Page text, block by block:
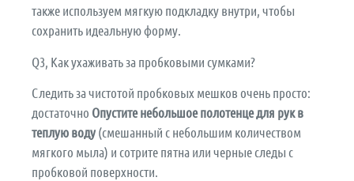
также используем мягкую подкладку внутри, чтобы
сохранить идеальную форму.
Q3, Как ухаживать за пробковыми сумками?
Следить за чистотой пробковых мешков очень просто:
достаточно Опустите небольшое полотенце для рук в
теплую воду (смешанный с небольшим количеством
мягкого мыла) и сотрите пятна или черные следы с
пробковой поверхности.